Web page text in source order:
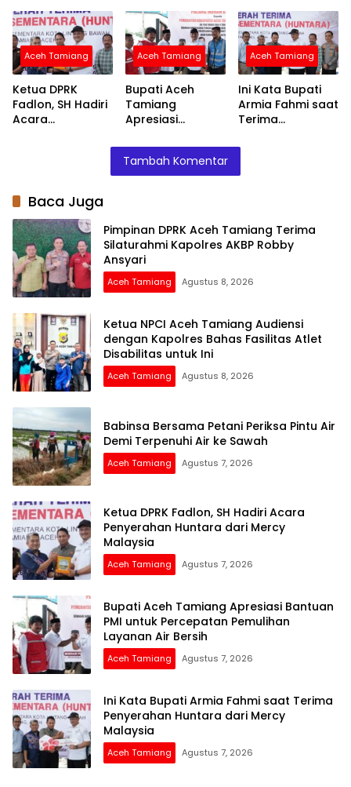
Kapolres AKBP
Robby Ansyari
Fasilitas Atlet
Disabilitas untuk
Ini
Air ke Sawah
Aceh Tamiang
Ketua DPRK
Fadlon, SH Hadiri
Acara
Aceh Tamiang
Bupati Aceh
Tamiang
Apresiasi
untuk
Percepatan
Pemulihan
Aceh Tamiang
Ini Kata Bupati
Armia Fahmi saat
Terima
Huntara dari
Tambah Komentar
Baca Juga
Pimpinan DPRK Aceh Tamiang Terima
Silaturahmi Kapolres AKBP Robby
Ansyari
Aceh Tamiang Agustus 8, 2026
Ketua NPCI Aceh Tamiang Audiensi
dengan Kapolres Bahas Fasilitas Atlet
Disabilitas untuk Ini
Aceh Tamiang Agustus 8, 2026
Babinsa Bersama Petani Periksa Pintu Air
Demi Terpenuhi Air ke Sawah
Aceh Tamiang Agustus 7, 2026
Ketua DPRK Fadlon, SH Hadiri Acara
Penyerahan Huntara dari Mercy
Malaysia
Aceh Tamiang Agustus 7, 2026
Bupati Aceh Tamiang Apresiasi Bantuan
PMI untuk Percepatan Pemulihan
Layanan Air Bersih
Aceh Tamiang Agustus 7, 2026
Ini Kata Bupati Armia Fahmi saat Terima
Penyerahan Huntara dari Mercy
Malaysia
Aceh Tamiang Agustus 7, 2026